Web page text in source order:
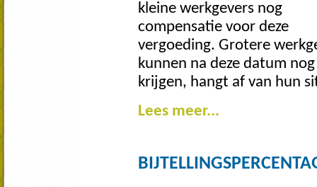
kleine werkgevers nog
compensatie voor deze
vergoeding. Grotere
kunnen na deze datum
krijgen, hangt af van hun
Lees meer...